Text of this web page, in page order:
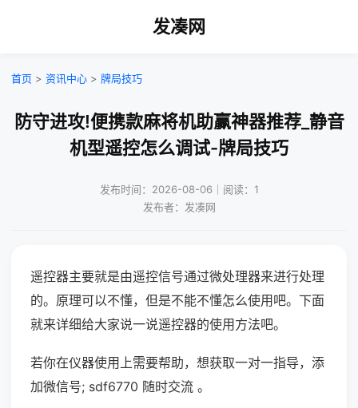
发凑网
首页 > 资讯中心 > 牌局技巧
防守进攻!便携款麻将机助赢神器推荐_静音
机型遥控怎么调试-牌局技巧
发布时间：2026-08-06｜阅读：1
发布者：发凑网
遥控器主要就是由遥控信号通过微处理器来进行处理
的。原理可以不懂，但是不能不懂怎么使用吧。下面
就来详细给大家说一说遥控器的使用方法吧。
若你在仪器使用上需要帮助，想获取一对一指导，添
加微信号; sdf6770 随时交流 。